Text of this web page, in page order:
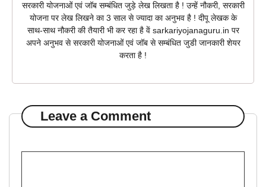
सरकारी योजनाओं एवं जॉब सम्बंधित जुड़े लेख लिखता है ! उन्हें नौकरी, सरकारी
योजना पर लेख लिखने का 3 साल से ज्यादा का अनुभव है ! दीपू लेखक के
साथ-साथ नौकरी की तैयारी भी कर रहा है वें sarkariyojanaguru.in पर
अपने अनुभव से सरकारी योजनाओं एवं जॉब से सम्बंधित जुडी जानकारी शेयर
करता है !
Leave a Comment